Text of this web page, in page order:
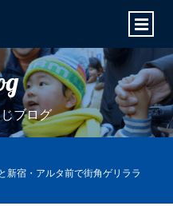
ブログ
新宿・アルタ前で街角ゲリララ